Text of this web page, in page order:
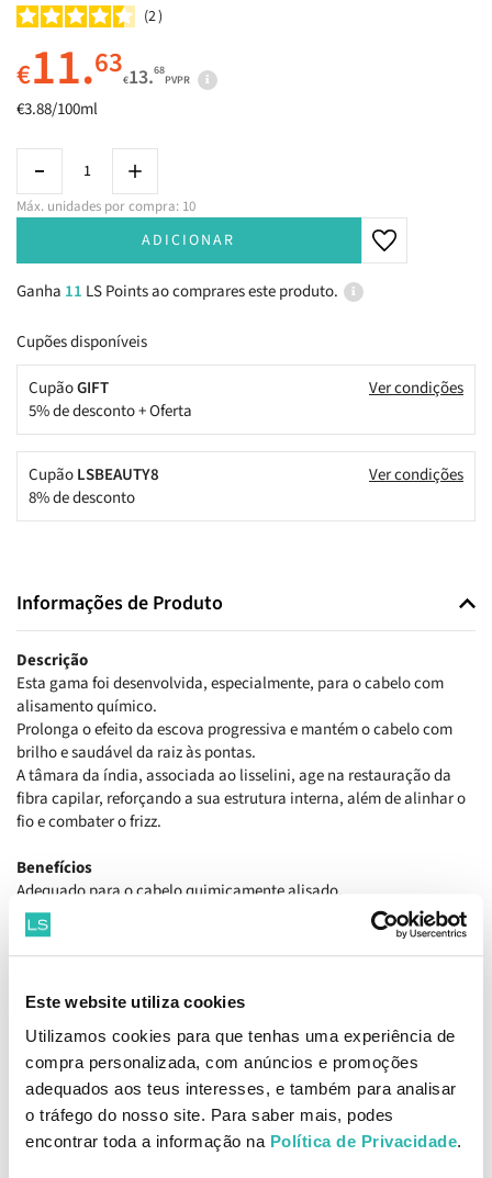
Este website utiliza cookies
Utilizamos cookies para que tenhas uma experiência de
compra personalizada, com anúncios e promoções
adequados aos teus interesses, e também para analisar
o tráfego do nosso site. Para saber mais, podes
encontrar toda a informação na Política de Privacidade.
2
€11.63€13.68
PVPR
€3.88/100ml
Máx. unidades por compra: 10
ADICIONAR
Ganha 11 LS Points ao comprares este produto.
Cupões disponíveis
CupãoGIFT
5% de desconto + Oferta
Ver condições
CupãoLSBEAUTY8
8% de desconto
Ver condições
Informações de Produto
Descrição
Esta gama foi desenvolvida, especialmente, para o cabelo com
alisamento químico.
Prolonga o efeito da escova progressiva e mantém o cabelo com
brilho e saudável da raiz às pontas.
A tâmara da índia, associada ao lisselini, age na restauração da
fibra capilar, reforçando a sua estrutura interna, além de alinhar o
fio e combater o frizz.
Benefícios
Adequado para o cabelo quimicamente alisado.
Deixa os fios mais sedosos, sela as cutículas e reduzir o frizz.
Como aplicar
uniformemente, do comprimento às pontas. Massajar suavemente
e deixar atuar por 1 minuto. Enxaguar bem.
Ingredientes
Aqua (Water), Cetearyl Alcohol, Cetrimonium Chloride, Helianthus
Annuus Seed Oil, Glycerin, Benzyl Alcohol, Dimethiconol, Parfum,
Astrocaryum Murumuru Seed Butter, Amodimethicone, Linum